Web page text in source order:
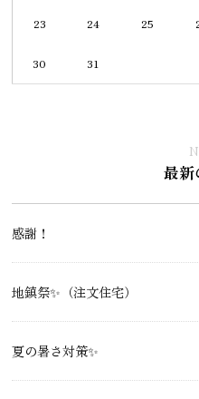
23 24 25
30 31
最新
感謝！
地鎮祭✨（注文住宅）
夏の暑さ対策✨